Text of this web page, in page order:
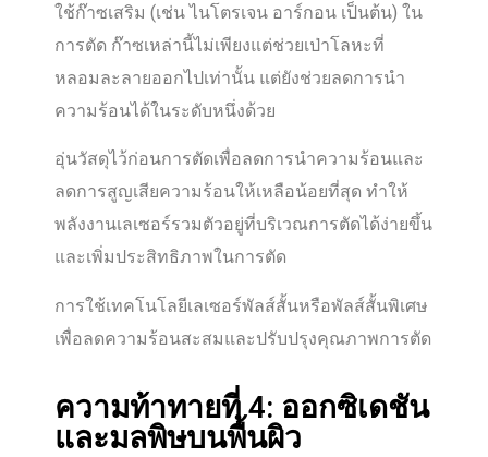
ใช้ก๊าซเสริม (เช่น ไนโตรเจน อาร์กอน เป็นต้น) ใน
การตัด ก๊าซเหล่านี้ไม่เพียงแต่ช่วยเป่าโลหะที่
หลอมละลายออกไปเท่านั้น แต่ยังช่วยลดการนำ
ความร้อนได้ในระดับหนึ่งด้วย
อุ่นวัสดุไว้ก่อนการตัดเพื่อลดการนำความร้อนและ
ลดการสูญเสียความร้อนให้เหลือน้อยที่สุด ทำให้
พลังงานเลเซอร์รวมตัวอยู่ที่บริเวณการตัดได้ง่ายขึ้น
และเพิ่มประสิทธิภาพในการตัด
การใช้เทคโนโลยีเลเซอร์พัลส์สั้นหรือพัลส์สั้นพิเศษ
เพื่อลดความร้อนสะสมและปรับปรุงคุณภาพการตัด
ความท้าทายที่ 4: ออกซิเดชัน
และมลพิษบนพื้นผิว